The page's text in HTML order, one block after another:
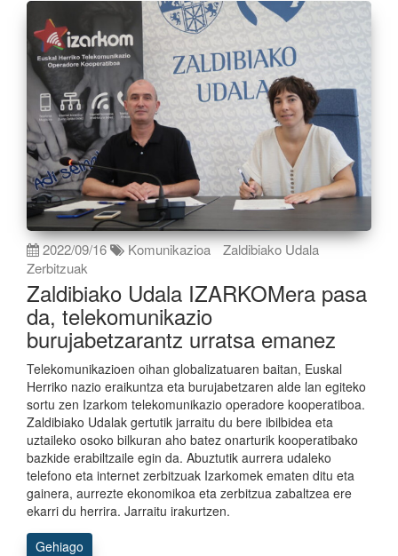
2022/09/16 Komunikazioa
Zaldibiako Udala
Zerbitzuak
Zaldibiako Udala IZARKOMera pasa
da, telekomunikazio
burujabetzarantz urratsa emanez
Telekomunikazioen oihan globalizatuaren baitan, Euskal
Herriko nazio eraikuntza eta burujabetzaren alde lan egiteko
sortu zen Izarkom telekomunikazio operadore kooperatiboa.
Zaldibiako Udalak gertutik jarraitu du bere ibilbidea eta
uztaileko osoko bilkuran aho batez onarturik kooperatibako
bazkide erabiltzaile egin da. Abuztutik aurrera udaleko
telefono eta internet zerbitzuak Izarkomek ematen ditu eta
gainera, aurrezte ekonomikoa eta zerbitzua zabaltzea ere
ekarri du herrira. Jarraitu irakurtzen.
Gehiago